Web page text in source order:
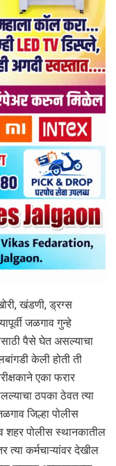
खंडणी, ड्रग्स
जळगाव गुन्हे
पैसे घेत असल्याचा
केली होती ती
एका फरार
ठपका ठेवत त्या
जिल्हा पोलीस
शहर पोलीस स्थानकातील
त्या कर्मचाऱ्यांवर देखील